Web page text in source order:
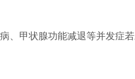
、甲状腺功能减退等并发症